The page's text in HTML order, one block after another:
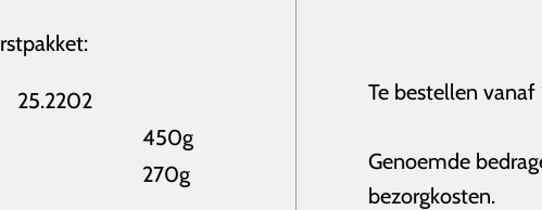
25.2202
450g
270g
Te bestellen vanaf
Genoemde
bezorgkosten.